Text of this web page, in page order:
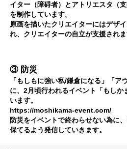
イター（障碍者）とアトリエスタ（
を制作しています。
原画を描いたクリエイターにはデザ
れ、クリエイターの自立が支援されま
③ 防災
「もしもに強い私/鎌倉になる」「ア
に、2月頃行われるイベント「もしか
います。
https://moshikama-event.com/
防災をイベントで終わらせない為に
保てるよう発信していきます。